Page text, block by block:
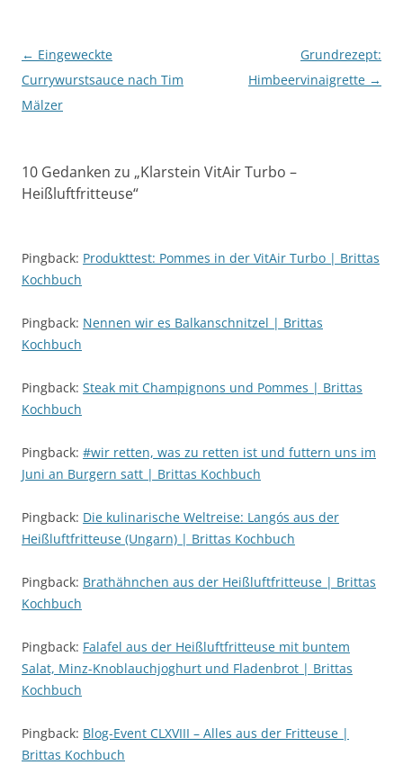
Beitragsnavigation
← Eingeweckte
Currywurstsauce nach Tim
Mälzer
Grundrezept:
Himbeervinaigrette →
10 Gedanken zu „Klarstein VitAir Turbo –
Heißluftfritteuse“
Pingback: Produkttest: Pommes in der VitAir Turbo | Brittas
Kochbuch
Pingback: Nennen wir es Balkanschnitzel | Brittas
Kochbuch
Pingback: Steak mit Champignons und Pommes | Brittas
Kochbuch
Pingback: #wir retten, was zu retten ist und futtern uns im
Juni an Burgern satt | Brittas Kochbuch
Pingback: Die kulinarische Weltreise: Langós aus der
Heißluftfritteuse (Ungarn) | Brittas Kochbuch
Pingback: Brathähnchen aus der Heißluftfritteuse | Brittas
Kochbuch
Pingback: Falafel aus der Heißluftfritteuse mit buntem
Salat, Minz-Knoblauchjoghurt und Fladenbrot | Brittas
Kochbuch
Pingback: Blog-Event CLXVIII – Alles aus der Fritteuse |
Brittas Kochbuch